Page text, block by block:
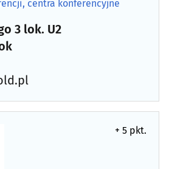
centra konferencyjne
3 lok. U2
+ 5 pkt.